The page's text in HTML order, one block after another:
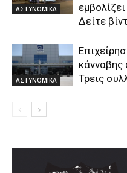
ΑΣΤΥΝΟΜΙΚΑ
Δείτε
ΑΣΤΥΝΟΜΙΚΑ
κάνναβης
Τρεις